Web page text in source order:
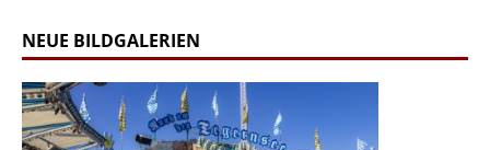
NEUE BILDGALERIEN